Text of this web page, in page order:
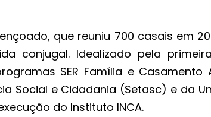
que reuniu 700 casais em
conjugal. Idealizado pela
SER Família e Casamento
Social e Cidadania (Setasc) e da
do Instituto INCA.